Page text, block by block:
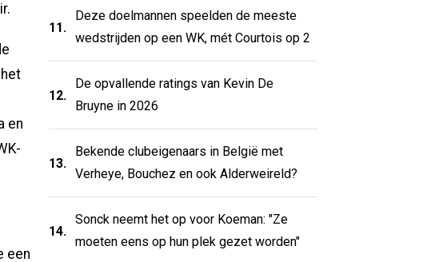
en
een
11.
Deze doelmannen speelden de meeste
wedstrijden op een WK, mét Courtois op 2
12.
De opvallende ratings van Kevin De
Bruyne in 2026
13.
Bekende clubeigenaars in België met
Verheye, Bouchez en ook Alderweireld?
14.
Sonck neemt het op voor Koeman: "Ze
moeten eens op hun plek gezet worden"